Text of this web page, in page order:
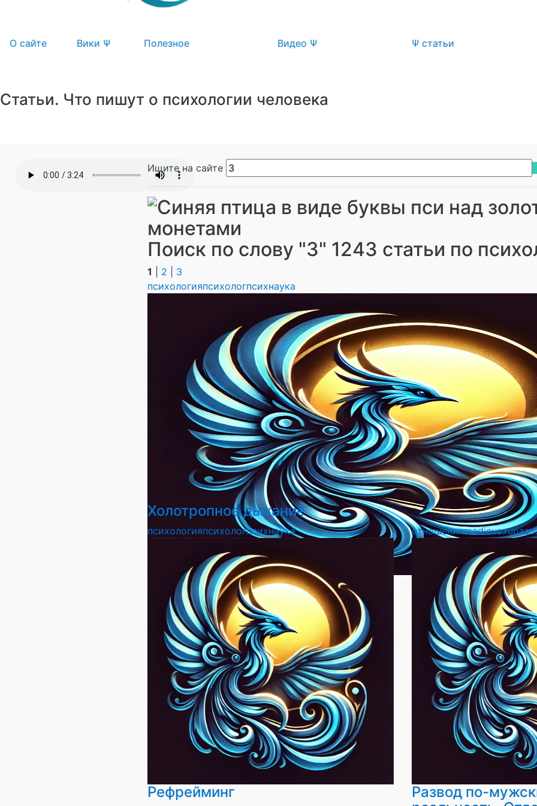
О сайте Вики Ψ Полезное Видео Ψ Ψ статьи
Статьи. Что пишут о психологии человека
Ищите на сайте
Поиск по слову "3" 1243 статьи по
1 2
3
психологияпсихологпсихнаука
Холотропное дыхание
психологияпсихологпсихнаука
Рефрейминг
отношенияmedicus.ru
Развод по-